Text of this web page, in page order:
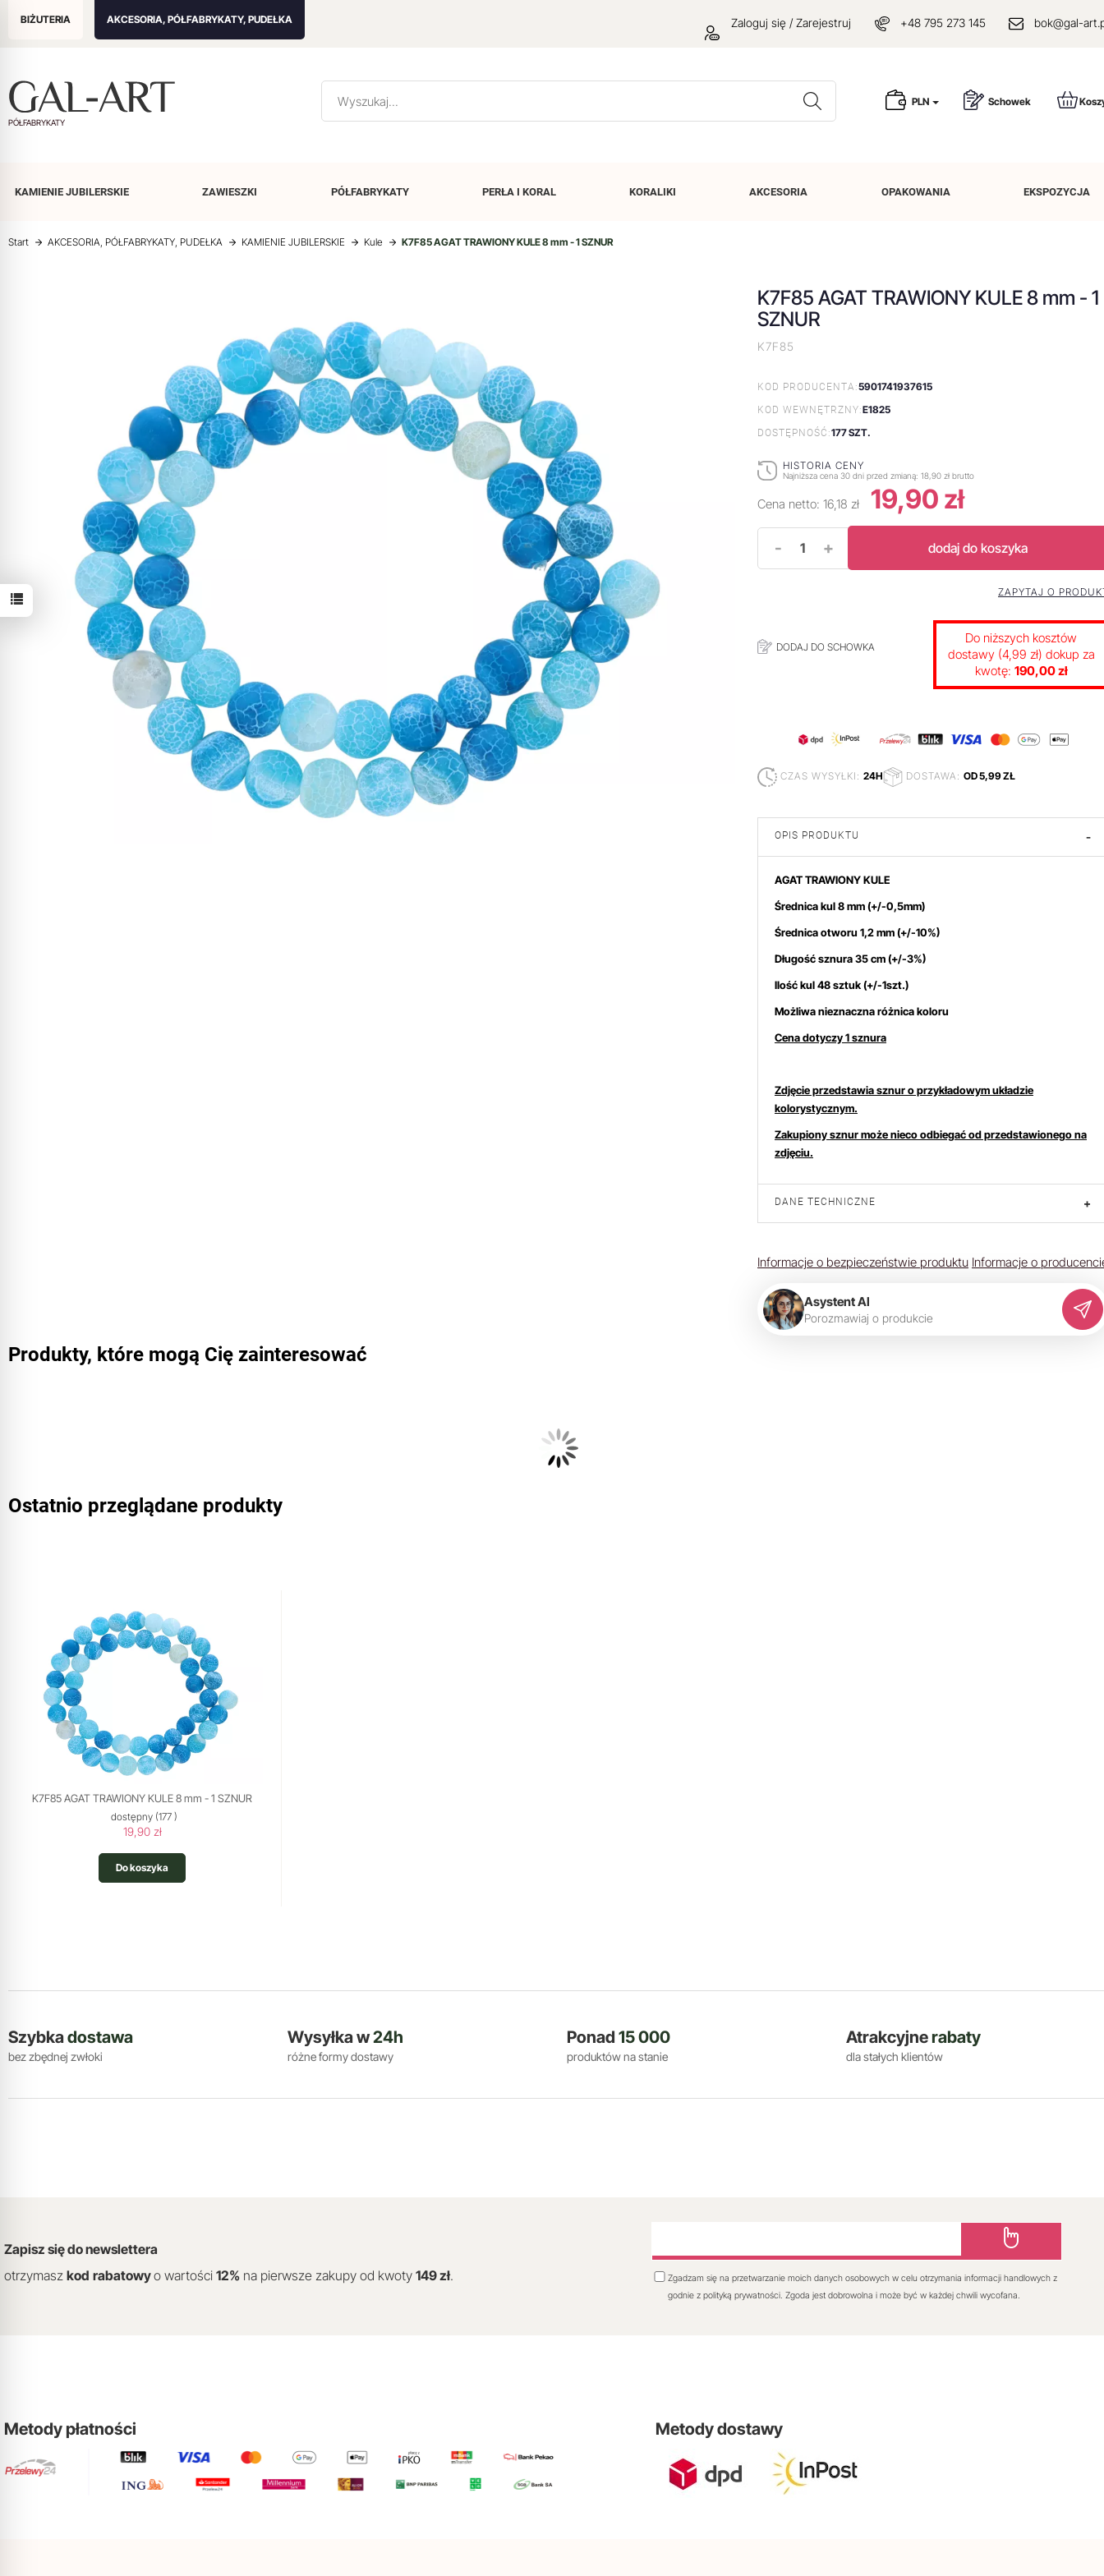
BIŻUTERIA AKCESORIA, PÓŁFABRYKATY, PUDEŁKA Zaloguj się / Zarejestruj +48 795 273 145 bok@gal-
PÓŁFABRYKATY
Wyszukaj PLN Schowek
KAMIENIE JUBILERSKIE ZAWIESZKI PÓŁFABRYKATY PERŁA I KORAL KORALIKI AKCESORIA OPAKOWANIA EKSPOZYCJA
Start AKCESORIA, PÓŁFABRYKATY, PUDEŁKA KAMIENIE JUBILERSKIE Kule K7F85 AGAT TRAWIONY KULE 8 mm - 1 SZNUR
K7F85 AGAT TRAWIONY KULE 8 mm - 1
SZNUR
K7F85
KOD PRODUCENTA:5901741937615
KOD WEWNĘTRZNY:E1825
DOSTĘPNOŚĆ:177 SZT.
HISTORIA CENY
Najniższa cena 30 dni przed zmianą: 18,90 zł brutto
Cena netto: 16,18 zł 19,90 zł
- + dodaj do koszyka
DODAJ DO SCHOWKA
ZAPYTAJ O
Do niższych kosztów
dostawy (4,99 zł) dokup za
kwotę: 190,00 zł
CZAS WYSYŁKI: 24H DOSTAWA: OD 5,99 ZŁ
OPIS PRODUKTU -
AGAT TRAWIONY KULE
Średnica kul 8 mm(+/-0,5mm)
Średnica otworu 1,2 mm (+/-10%)
Długość sznura 35 cm (+/-3%)
Ilość kul 48 sztuk (+/-1szt.)
Możliwa nieznaczna różnica koloru
Cena dotyczy 1 sznura
Zdjęcie przedstawia sznur o przykładowym układzie
kolorystycznym.
Zakupiony sznur może nieco odbiegać od przedstawionego na
zdjęciu.
DANE TECHNICZNE +
Informacje o bezpieczeństwie produktu Informacje o
Asystent AI
Porozmawiaj o produkcie
Produkty, które mogą Cię zainteresować
Ostatnio przeglądane produkty
K7F85 AGAT TRAWIONY KULE 8 mm - 1 SZNUR
dostępny (177 )
19,90 zł
Do koszyka
Szybkadostawa
bez zbędnej zwłoki
Wysyłka w24h
różne formy dostawy
Ponad 15 000
produktów na stanie
Atrakcyjnerabaty
dla stałych klientów
Zapisz się do newslettera
otrzymasz kod rabatowyo wartości 12% na pierwsze zakupy od kwoty 149 zł.
Zgadzam się na przetwarzanie moich danych osobowych w celu otrzymania informacji handlowych z
godnie z polityką prywatności. Zgoda jest dobrowolna i może być w każdej chwili wycofana.
Metody płatności Metody dostawy